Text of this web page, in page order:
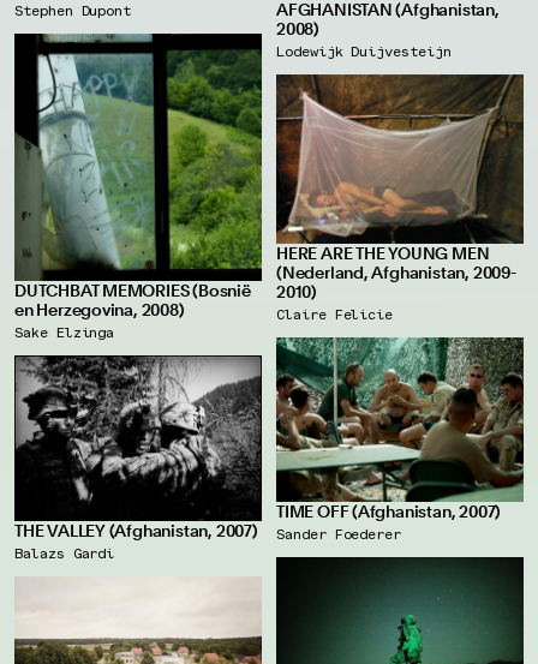
AFGHANISTAN (Afghanistan,
2008)
Lodewijk Duijvesteijn
Stephen Dupont
DUTCHBAT MEMORIES (Bosnië
en Herzegovina, 2008)
Sake Elzinga
HERE ARE THE YOUNG MEN
(Nederland, Afghanistan, 2009-
2010)
Claire Felicie
TIME OFF (Afghanistan, 2007)
Sander Foederer
THE VALLEY (Afghanistan, 2007)
Balazs Gardi